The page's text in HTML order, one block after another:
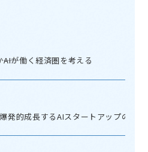
が働く経済圏を考える
発的成長するAIスタートアップの正体